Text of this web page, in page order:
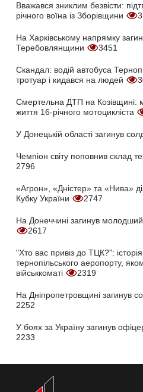
Вважався зниклим безвісти:
річного воїна із Зборівщини
На Харківському напрямку
Теребовлянщини
3451
Скандал: водій автобуса
тротуар і кидався на людей
Смертельна ДТП на Козівщині:
життя 16-річного мотоцикліста
У Донецькій області загинув
Чемпіон світу поповнив склад
2796
«Агрон», «Дністер» та «Нива»
Кубку України
2747
На Донеччині загинув
2617
"Хто вас привіз до ТЦК?":
тернопільського аеропорту,
військкоматі
2319
На Дніпропетровщині загинув
2252
У боях за Україну загинув
2233